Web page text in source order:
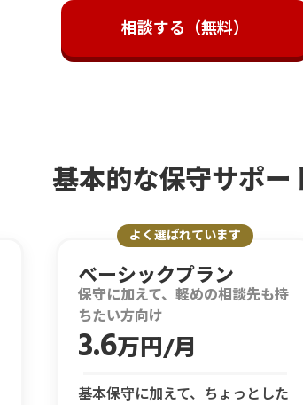
相談する（無料）
基本的な保守サポー
よく選ばれています
ベーシックプラン
保守に加えて、軽めの相談先も持
ちたい方向け
3.6万円/月
基本保守に加えて、ちょっとした